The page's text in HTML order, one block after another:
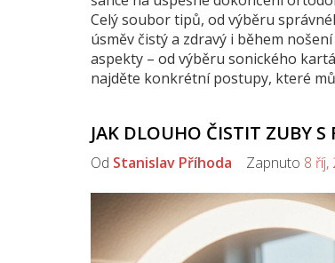
Celý soubor tipů, od výběru
úsměv čistý a zdravý i během
aspekty – od výběru sonického
najděte konkrétní postupy, které
JAK DLOUHO ČISTIT ZUBY S
Od Stanislav Příhoda Zapnuto 8 říj,